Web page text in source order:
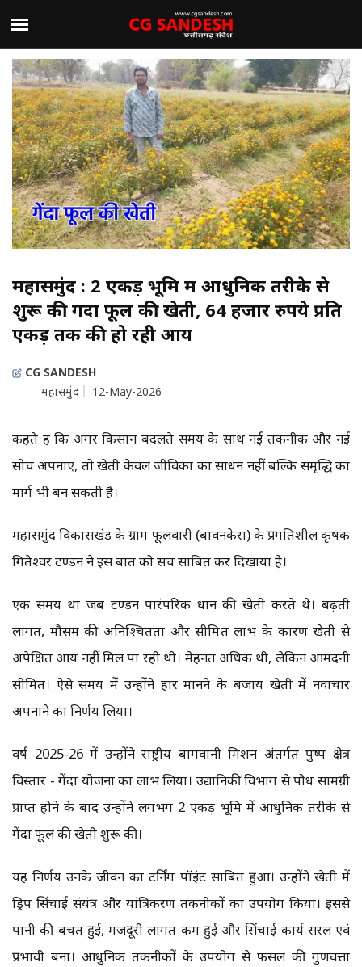
महासमुंद : 2 एकड़ भूमि में आधुनिक तरीके से
शुरू की गेंदा फूल की खेती, 64 हजार रुपये प्रति
एकड़ तक की हो रही आय
CG SANDESH
महासमुंद
12-May-2026
कहते हैं कि अगर किसान बदलते समय के साथ नई तकनीक और नई
सोच अपनाए, तो खेती केवल जीविका का साधन नहीं बल्कि समृद्धि का
मार्ग भी बन सकती है।
महासमुंद विकासखंड के ग्राम फूलवारी (बावनकेरा) के प्रगतिशील कृषक
गितेश्वर टण्डन ने इस बात को सच साबित कर दिखाया है।
एक समय था जब टण्डन पारंपरिक धान की खेती करते थे। बढ़ती
लागत, मौसम की अनिश्चितता और सीमित लाभ के कारण खेती से
अपेक्षित आय नहीं मिल पा रही थी। मेहनत अधिक थी, लेकिन आमदनी
सीमित। ऐसे समय में उन्होंने हार मानने के बजाय खेती में नवाचार
अपनाने का निर्णय लिया।
वर्ष 2025-26 में उन्होंने राष्ट्रीय बागवानी मिशन अंतर्गत पुष्प क्षेत्र
विस्तार - गेंदा योजना का लाभ लिया। उद्यानिकी विभाग से पौध सामग्री
प्राप्त होने के बाद उन्होंने लगभग 2 एकड़ भूमि में आधुनिक तरीके से
गेंदा फूल की खेती शुरू की।
यह निर्णय उनके जीवन का टर्निंग पॉइंट साबित हुआ। उन्होंने खेती में
ड्रिप सिंचाई संयंत्र और यांत्रिकरण तकनीकों का उपयोग किया। इससे
पानी की बचत हुई, मजदूरी लागत कम हुई और सिंचाई कार्य सरल एवं
प्रभावी बना। आधुनिक तकनीकों के उपयोग से फसल की गुणवत्ता